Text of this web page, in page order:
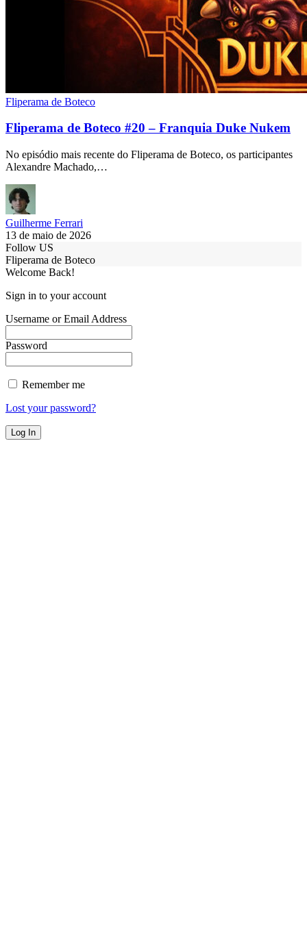
Fliperama de Boteco
Fliperama de Boteco #20 – Franquia Duke Nukem
No episódio mais recente do Fliperama de Boteco, os participantes
Alexandre Machado,…
Guilherme Ferrari
13 de maio de 2026
Follow US
Fliperama de Boteco
Welcome Back!
Sign in to your account
Username or Email Address
Password
Remember me
Lost your password?